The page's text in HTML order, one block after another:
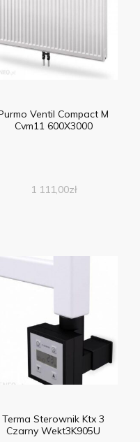
Ventil Compact M
Cvm11 600X3000
1 111,00zł
Terma Sterownik Ktx 3
Czarny Wekt3K905U